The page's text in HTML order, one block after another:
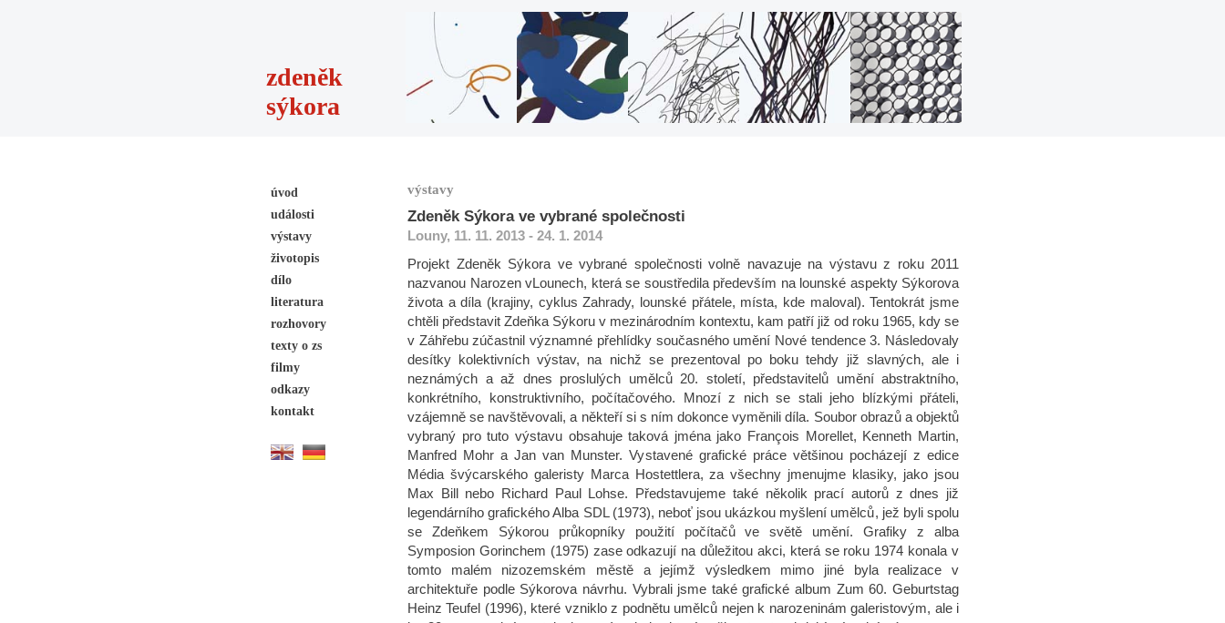
zdeněk
sýkora
úvod
události
výstavy
životopis
dílo
literatura
rozhovory
texty o zs
filmy
odkazy
kontakt
výstavy
Zdeněk Sýkora ve vybrané společnosti
Louny, 11. 11. 2013 - 24. 1. 2014
Projekt Zdeněk Sýkora ve vybrané společnosti volně navazuje na výstavu z roku 2011
nazvanou Narozen vLounech, která se soustředila především na lounské aspekty Sýkorova
života a díla (krajiny, cyklus Zahrady, lounské přátele, místa, kde maloval). Tentokrát jsme
chtěli představit Zdeňka Sýkoru v mezinárodním kontextu, kam patří již od roku 1965, kdy se
v Záhřebu zúčastnil významné přehlídky současného umění Nové tendence 3. Následovaly
desítky kolektivních výstav, na nichž se prezentoval po boku tehdy již slavných, ale i
neznámých a až dnes proslulých umělců 20. století, představitelů umění abstraktního,
konkrétního, konstruktivního, počítačového. Mnozí z nich se stali jeho blízkými přáteli,
vzájemně se navštěvovali, a někteří si s ním dokonce vyměnili díla. Soubor obrazů a objektů
vybraný pro tuto výstavu obsahuje taková jména jako François Morellet, Kenneth Martin,
Manfred Mohr a Jan van Munster. Vystavené grafické práce většinou pocházejí z edice
Média švýcarského galeristy Marca Hostettlera, za všechny jmenujme klasiky, jako jsou
Max Bill nebo Richard Paul Lohse. Představujeme také několik prací autorů z dnes již
legendárního grafického Alba SDL (1973), neboť jsou ukázkou myšlení umělců, jež byli spolu
se Zdeňkem Sýkorou průkopníky použití počítačů ve světě umění. Grafiky z alba
Symposion Gorinchem (1975) zase odkazují na důležitou akci, která se roku 1974 konala v
tomto malém nizozemském městě a jejímž výsledkem mimo jiné byla realizace v
architektuře podle Sýkorova návrhu. Vybrali jsme také grafické album Zum 60. Geburtstag
Heinz Teufel (1996), které vzniklo z podnětu umělců nejen k narozeninám galeristovým, ale i